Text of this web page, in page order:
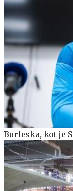
Burleska, kot je